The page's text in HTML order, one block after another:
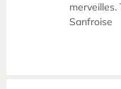
merveilles.
Sanfroise